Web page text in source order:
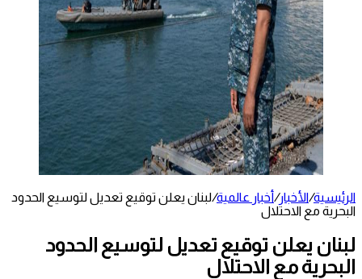
الرئيسية/الأخبار/أخبار عالمية/لبنان يعلن توقيع تعديل لتوسيع الحدود
البحرية مع الاحتلال
لبنان يعلن توقيع تعديل لتوسيع الحدود
البحرية مع الاحتلال